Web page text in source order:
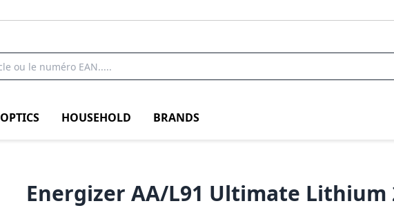
OPTICS HOUSEHOLD BRANDS
Energizer AA/L91 Ultimate Lithium